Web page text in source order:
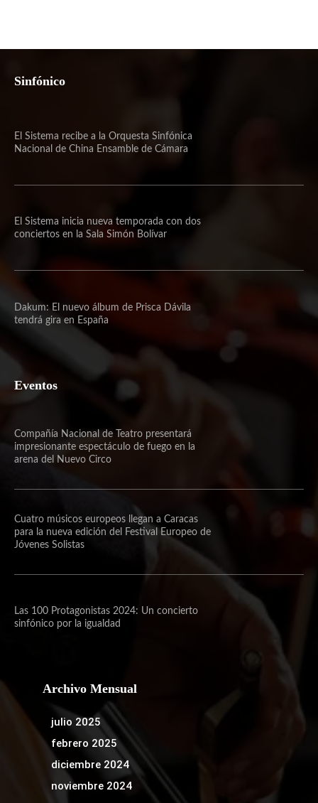
Sinfónico
El Sistema recibe a la Orquesta Sinfónica
Nacional de China Ensamble de Cámara
El Sistema inicia nueva temporada con dos
conciertos en la Sala Simón Bolívar
Dakum: El nuevo álbum de Prisca Dávila
tendrá gira en España
Eventos
Compañía Nacional de Teatro presentará
impresionante espectáculo de fuego en la
arena del Nuevo Circo
Cuatro músicos europeos llegan a Caracas
para la nueva edición del Festival Europeo de
Jóvenes Solistas
Las 100 Protagonistas 2024: Un concierto
sinfónico por la igualdad
Archivo Mensual
julio 2025
febrero 2025
diciembre 2024
noviembre 2024